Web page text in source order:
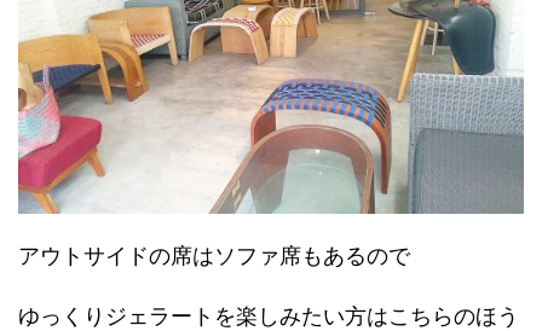
アウトサイドの席はソファ席もあるので
ゆっくりジェラートを楽しみたい方はこちらのほう